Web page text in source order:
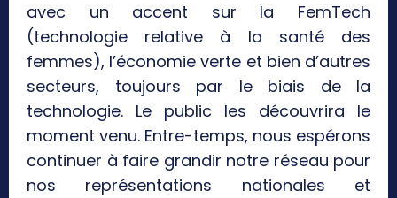
avec un accent sur la FemTech
(technologie relative à la santé des
femmes), l’économie verte et bien d’autres
secteurs, toujours par le biais de la
technologie. Le public les découvrira le
moment venu. Entre-temps, nous espérons
continuer à faire grandir notre réseau pour
nos représentations nationales et